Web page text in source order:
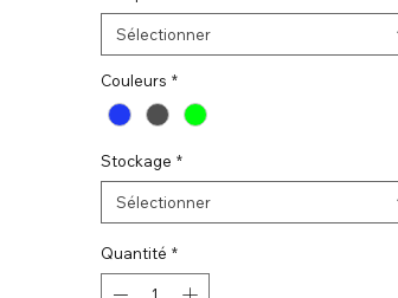
Sélectionner
Couleurs *
Stockage *
Sélectionner
Quantité *